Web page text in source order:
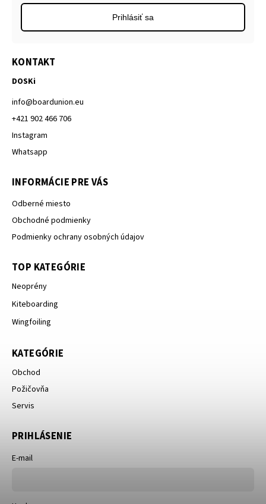
KONTAKT
DOSKi
info@boardunion.eu
+421 902 466 706
Instagram
Whatsapp
INFORMÁCIE PRE VÁS
Odberné miesto
Obchodné podmienky
Podmienky ochrany osobných údajov
TOP KATEGÓRIE
Neoprény
Kiteboarding
Wingfoiling
KATEGÓRIE
Obchod
Požičovňa
Servis
PRIHLÁSENIE
E-mail
Prihlásiť sa